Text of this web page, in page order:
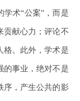
学术“公案”，而是
贡献心力；评论不
格。此外，学术是
的事业，绝对不是
序，产生公共的影